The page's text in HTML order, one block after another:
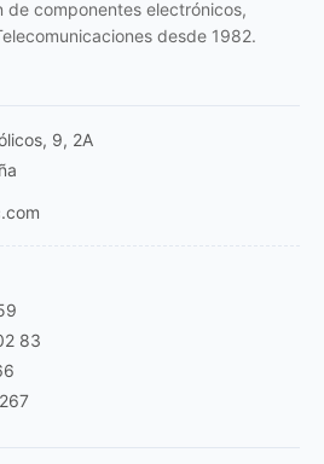
de componentes electrónicos,
desde 1982.
9, 2A
83